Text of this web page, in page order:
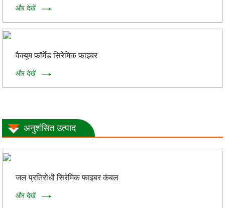
और देखें
वैक्यूम फॉर्मेड सिरेमिक फाइबर
और देखें
अनुशंसित उत्पाद
जल प्रतिरोधी सिरेमिक फाइबर कंबल
और देखें